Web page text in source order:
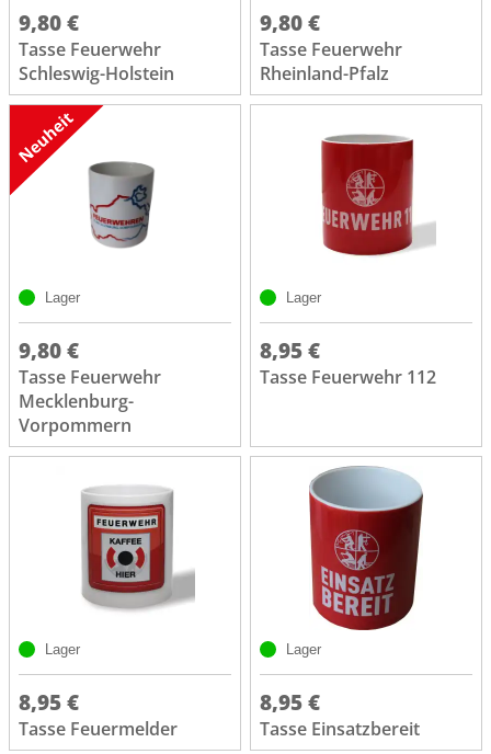
9,80 €
Tasse Feuerwehr
Schleswig-Holstein
9,80 €
Tasse Feuerwehr
Rheinland-Pfalz
Lager
9,80 €
Tasse Feuerwehr
Mecklenburg-
Vorpommern
Lager
8,95 €
Tasse Feuerwehr 112
Lager
8,95 €
Tasse Feuermelder
Lager
8,95 €
Tasse Einsatzbereit